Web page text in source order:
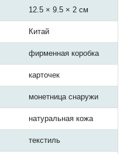
12.5 × 9.5 × 2 см
Китай
фирменная коробка
карточек
монетница снаружи
натуральная кожа
текстиль